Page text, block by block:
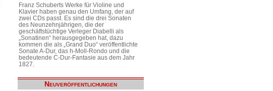
Franz Schuberts Werke für Violine und
Klavier haben genau den Umfang, der auf
zwei CDs passt. Es sind die drei Sonaten
des Neunzehnjährigen, die der
geschäftstüchtige Verleger Diabelli als
„Sonatinen“ herausgegeben hat, dazu
kommen die als „Grand Duo“ veröffentlichte
Sonate A-Dur, das h-Moll-Rondo und die
bedeutende C-Dur-Fantasie aus dem Jahr
1827.
Neuveröffentlichungen